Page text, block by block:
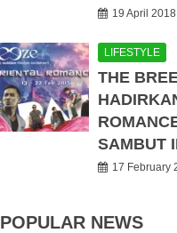
19 April 2018
LIFESTYLE
THE
SAMBUT
17 February
POPULAR NEWS